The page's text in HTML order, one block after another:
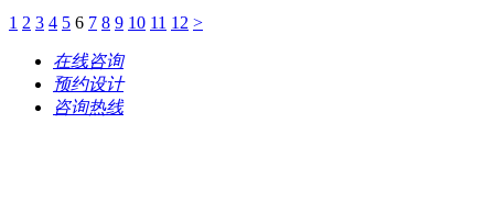
1 2 3 4 5 6 7 8 9 10 11 12 >
在线咨询
预约设计
咨询热线